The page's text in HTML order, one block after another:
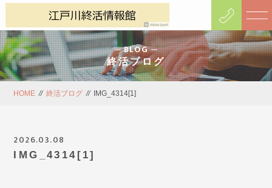
BLOG
終活ブログ
HOME // 終活ブログ // IMG_4314[1]
2026.03.08
IMG_4314[1]